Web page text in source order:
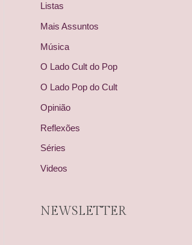
Listas
Mais Assuntos
Música
O Lado Cult do Pop
O Lado Pop do Cult
Opinião
Reflexões
Séries
Videos
NEWSLETTER